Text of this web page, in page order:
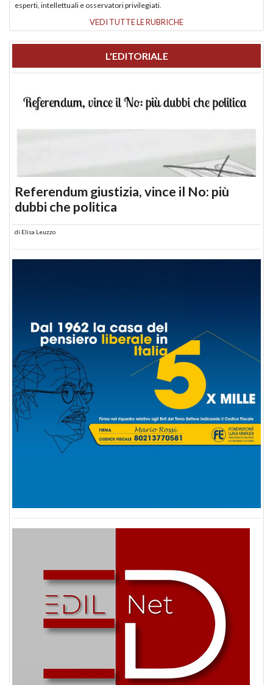
esperti, intellettuali e osservatori privilegiati.
VEDI TUTTE LE RUBRICHE
L'EDITORIALE
Referendum giustizia, vince il No: più
dubbi che politica
di Elisa Leuzzo